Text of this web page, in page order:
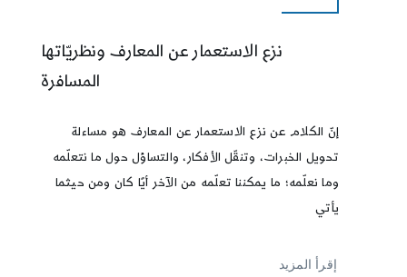
نزع الاستعمار عن المعارف ونظريّاتها
المسافرة
إنّ الكلام عن نزع الاستعمار عن المعارف هو مساءلة
تحويل الخبرات، وتنقّل الأفكار، والتساؤل حول ما نتعلّمه
وما نعلّمه؛ ما يمكننا تعلّمه من الآخر أيًا كان ومن حيثما
يأتي
إقرأ المزيد